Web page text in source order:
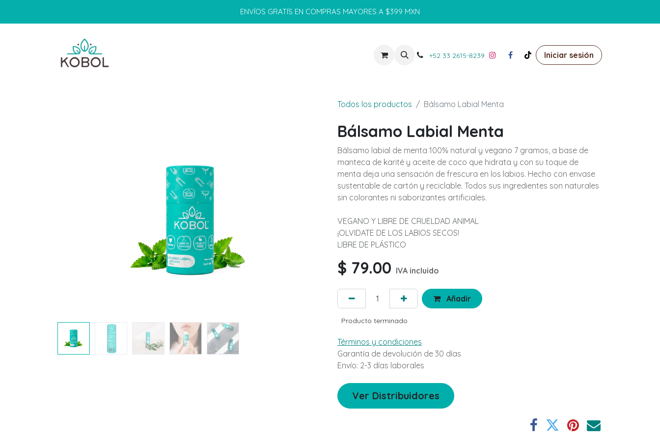
ENVÍOS GRATÍS EN COMPRAS MAYORES A $399 MXN
+52 33 2615-8239 Iniciar sesión
Todos los productos Bálsamo Labial Menta
Bálsamo Labial Menta
Bálsamo labial de menta 100% natural y vegano 7 gramos, a base de
manteca de karité y aceite de coco que hidrata y con su toque de
menta deja una sensación de frescura en los labios. Hecho con envase
sustentable de cartón y reciclable. Todos sus ingredientes son naturales
sin colorantes ni saborizantes artificiales.
VEGANO Y LIBRE DE CRUELDAD ANIMAL
¡OLVIDATE DE LOS LABIOS SECOS!
LIBRE DE PLÁSTICO
$ 79.00 IVA incluido
Añadir
Producto terminado
Términos y condiciones
Garantía de devolución de 30 días
Envío: 2-3 días laborales
Ver Distribuidores